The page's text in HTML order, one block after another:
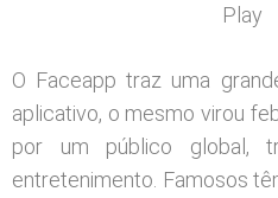
Play
O Faceapp traz uma
aplicativo, o mesmo virou
por um público global,
entretenimento. Famosos